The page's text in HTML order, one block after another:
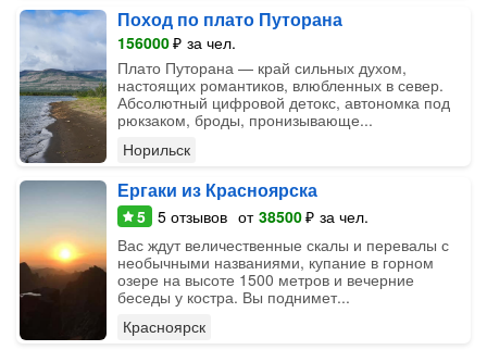
Поход по плато Путорана
156000₽ за чел.
Плато Путорана — край сильных духом,
настоящих романтиков, влюбленных в север.
Абсолютный цифровой детокс, автономка под
рюкзаком, броды, пронизывающе...
Норильск
Ергаки из Красноярска
5 5 отзывов от 38500₽ за чел.
Вас ждут величественные скалы и перевалы с
необычными названиями, купание в горном
озере на высоте 1500 метров и вечерние
беседы у костра. Вы поднимет...
Красноярск